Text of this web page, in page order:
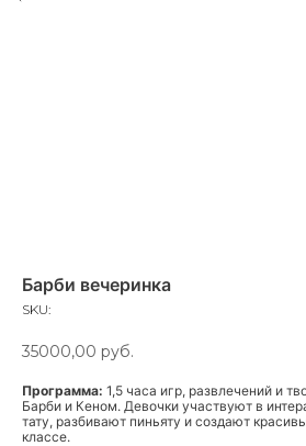
Барби вечеринка
SKU:
35000,00 руб.
Программа: 1,5 часа игр, развлечений и
Барби и Кеном. Девочки участвуют в
тату, разбивают пиньяту и создают
классе.